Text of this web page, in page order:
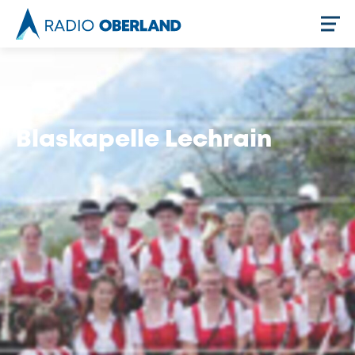
Jetzt live hören
Newsreader
Stellenangebote
Blaskapelle Lechrain